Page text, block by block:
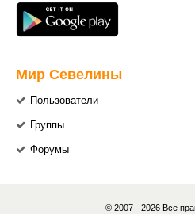
Мир Севелины
Пользователи
Группы
Форумы
© 2007 - 2026 Все